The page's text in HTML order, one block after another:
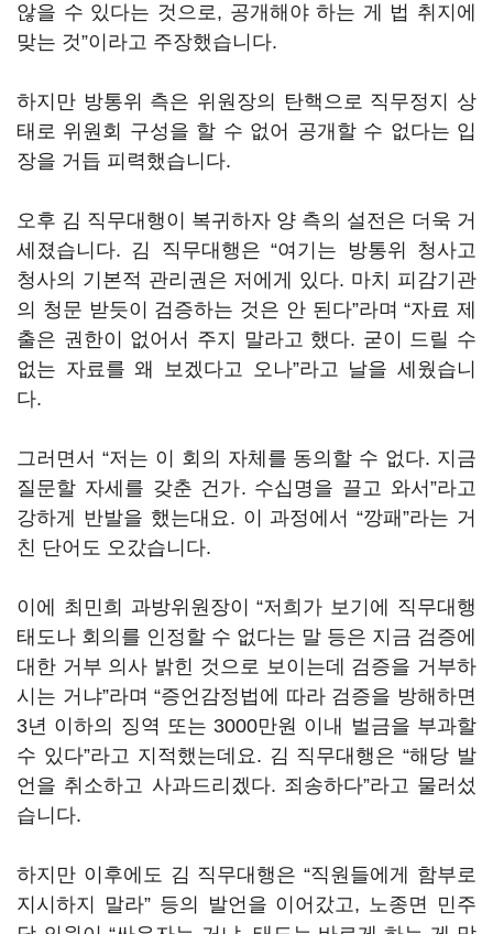
않을 수 있다는 것으로, 공개해야 하는 게 법 취지에
맞는 것”이라고 주장했습니다.
하지만 방통위 측은 위원장의 탄핵으로 직무정지 상
태로 위원회 구성을 할 수 없어 공개할 수 없다는 입
장을 거듭 피력했습니다.
오후 김 직무대행이 복귀하자 양 측의 설전은 더욱 거
세졌습니다. 김 직무대행은“여기는 방통위 청사고
청사의 기본적 관리권은 저에게 있다. 마치 피감기관
의 청문 받듯이 검증하는 것은 안 된다”라며“자료 제
출은 권한이 없어서 주지 말라고 했다. 굳이 드릴 수
없는 자료를 왜 보겠다고 오나”라고 날을 세웠습니
다.
그러면서 “저는 이 회의 자체를 동의할 수 없다. 지금
질문할 자세를 갖춘 건가. 수십명을 끌고 와서”라고
강하게 반발을 했는대요. 이 과정에서“깡패”라는 거
친 단어도 오갔습니다.
이에 최민희 과방위원장이“저희가 보기에 직무대행
태도나 회의를 인정할 수 없다는 말 등은 지금 검증에
대한 거부 의사 밝힌 것으로 보이는데 검증을 거부하
시는 거냐”라며“증언감정법에 따라 검증을 방해하면
3년 이하의 징역 또는 3000만원 이내 벌금을 부과할
수 있다”라고 지적했는데요. 김 직무대행은“해당 발
언을 취소하고 사과드리겠다. 죄송하다”라고 물러섰
습니다.
하지만 이후에도 김 직무대행은“직원들에게 함부로
지시하지 말라” 등의 발언을 이어갔고, 노종면 민주